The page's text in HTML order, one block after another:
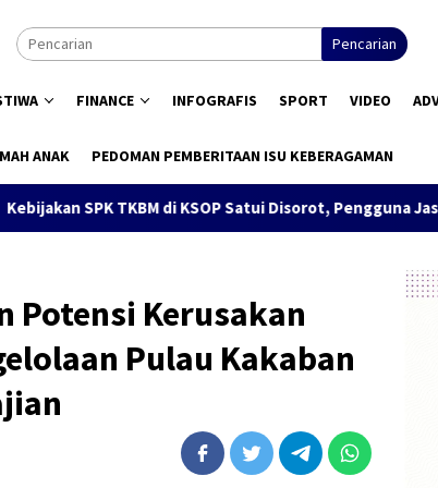
Pencarian
FINANCE INFOGRAFIS SPORT VIDEO
ANAK PEDOMAN PEMBERITAAN ISU KEBERAGAMAN
TKBM di KSOP Satui Disorot, Pengguna Jasa Nilai
Potensi Kerusakan
Pulau Kakaban